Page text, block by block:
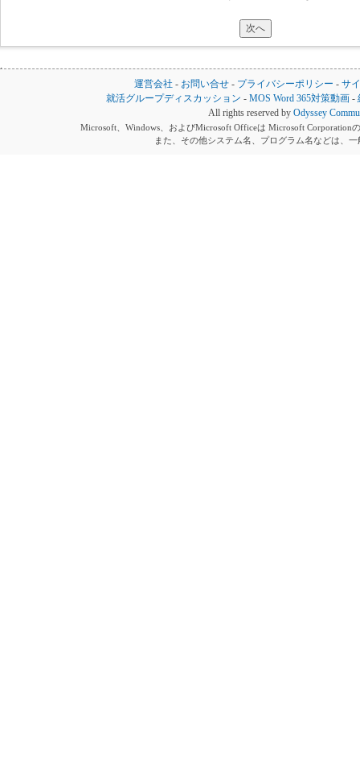
運営会社 - お問い合せ - プライバシーポリシー - サ
就活グループディスカッション -MOS Word 365対策動画 -
All rights reserved by Odyssey
Microsoft、Windows、およびMicrosoft Officeは Microsoft Corporation
また、その他システム名、プログラム名などは、